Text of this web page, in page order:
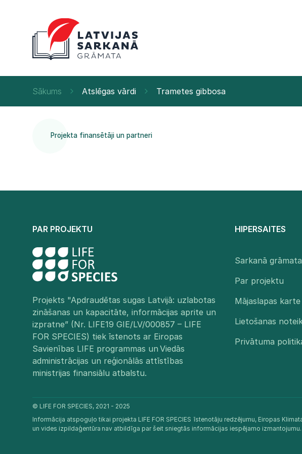
Sākums Atslēgas vārdi Trametes gibbosa
Projekta finansētāji un partneri
PAR PROJEKTU
Projekts "Apdraudētas sugas Latvijā: uzlabotas
zināšanas un kapacitāte, informācijas aprite un
izpratne” (Nr. LIFE19 GIE/LV/000857 – LIFE
FOR SPECIES) tiek īstenots ar Eiropas
Savienības LIFE programmas un Viedās
administrācijas un reģionālās attīstības
ministrijas finansiālu atbalstu.​
HIPERSAITES
Sarkanā grāmata
Par projektu
Mājaslapas karte
Lietošanas
Privātuma
© LIFE FOR SPECIES, 2021 - 2025
Informācija atspoguļo tikai projekta LIFE FOR SPECIES īstenotāju redzējumu, Eiropas
un vides izpildaģentūra nav atbildīga par šeit sniegtās informācijas iespējamo izmantojumu.​